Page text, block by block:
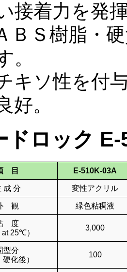
接着力を発
Ｓ樹脂・硬
。
ソ性を付与
好。
ドロック
目 E-510K-03A
成 分 変性アクリル
観 緑色粘稠液
度
at 25℃）
3,000
型分
硬化後）
100